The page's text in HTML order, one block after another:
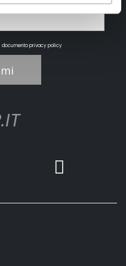
documentoprivacy policy